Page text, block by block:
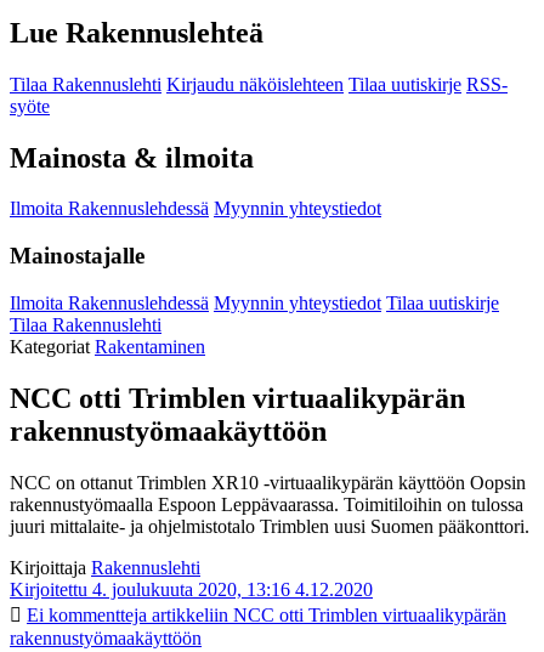
Lue Rakennuslehteä
Tilaa Rakennuslehti Kirjaudu näköislehteen Tilaa uutiskirje RSS-
syöte
Mainosta & ilmoita
Ilmoita Rakennuslehdessä Myynnin yhteystiedot
Mainostajalle
Ilmoita Rakennuslehdessä Myynnin yhteystiedot Tilaa uutiskirje
Tilaa Rakennuslehti
Kategoriat Rakentaminen
NCC otti Trimblen virtuaalikypärän
rakennustyömaakäyttöön
NCC on ottanut Trimblen XR10 -virtuaalikypärän käyttöön Oopsin
rakennustyömaalla Espoon Leppävaarassa. Toimitiloihin on tulossa
juuri mittalaite- ja ohjelmistotalo Trimblen uusi Suomen pääkonttori.
Kirjoittaja Rakennuslehti
Kirjoitettu 4. joulukuuta 2020, 13:16 4.12.2020
Ei kommentteja artikkeliin NCC otti Trimblen virtuaalikypärän
rakennustyömaakäyttöön